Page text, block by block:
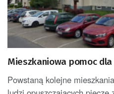
Mieszkaniowa pomoc
Powstaną kolejne